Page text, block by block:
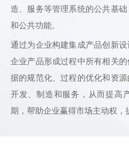
造、服务等管理系统的公共基
和公共功能。
通过为企业构建集成产品创新
企业产品形成过程中所有相关
据的规范化、过程的优化和资
开发、制造和服务，从而提高
期，帮助企业赢得市场主动权，